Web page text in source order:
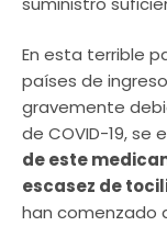
En esta terrible
países de
gravemente
de COVID-19, se
de este
escasez de
han comenzado